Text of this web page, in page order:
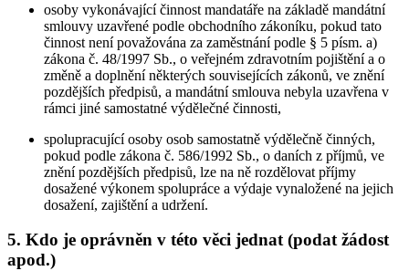
osoby vykonávající činnost mandatáře na základě mandátní
smlouvy uzavřené podle obchodního zákoníku, pokud tato
činnost není považována za zaměstnání podle § 5 písm. a)
zákona č. 48/1997 Sb., o veřejném zdravotním pojištění a o
změně a doplnění některých souvisejících zákonů, ve znění
pozdějších předpisů, a mandátní smlouva nebyla uzavřena v
rámci jiné samostatné výdělečné činnosti,
spolupracující osoby osob samostatně výdělečně činných,
pokud podle zákona č. 586/1992 Sb., o daních z příjmů, ve
znění pozdějších předpisů, lze na ně rozdělovat příjmy
dosažené výkonem spolupráce a výdaje vynaložené na jejich
dosažení, zajištění a udržení.
5. Kdo je oprávněn v této věci jednat (podat žádost
apod.)